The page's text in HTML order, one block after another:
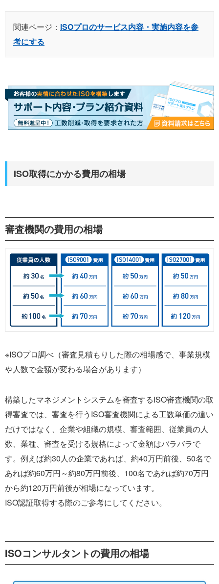
関連ページ： ISOプロのサービス内容・実施内容を参
考にする
ISO取得にかかる費用の相場
審査機関の費用の相場
※ISOプロ調べ（審査見積もりした際の相場感で、事業規模
や人数で金額が変わる場合があります）
構築したマネジメントシステムを審査するISO審査機関の取
得審査では、審査を行うISO審査機関による工数単価の違い
だけではなく、企業や組織の規模、審査範囲、従業員の人
数、業種、審査を受ける規格によって金額はバラバラで
す。例えば約30人の企業であれば、約40万円前後、50名で
あれば約60万円～約80万円前後、100名であれば約70万円
から約120万円前後が相場になっています。
ISO認証取得する際のご参考にしてください。
ISOコンサルタントの費用の相場